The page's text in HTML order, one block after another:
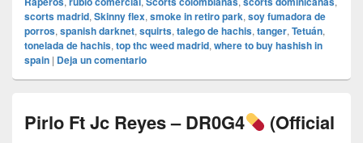
scorts madrid, Skinny flex, smoke in retiro park, soy fumadora de
porros, spanish darknet, squirts, talego de hachis, tanger, Tetuán,
tonelada de hachis, top thc weed madrid, where to buy hashish in
spain | Deja un comentario
Pirlo Ft Jc Reyes – DR0G4
(Official